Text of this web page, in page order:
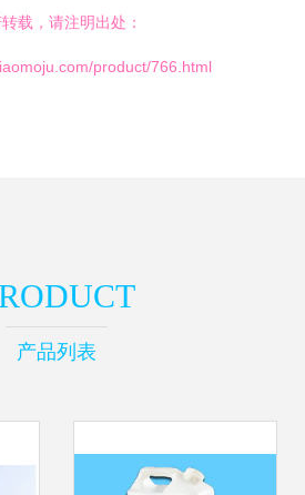
载，请注明出处：
product/766.html
产品列表